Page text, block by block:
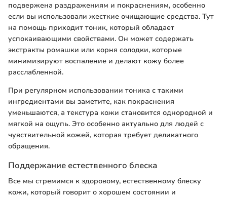
подвержена раздражениям и покраснениям, особенно
если вы использовали жесткие очищающие средства. Тут
на помощь приходит тоник, который обладает
успокаивающими свойствами. Он может содержать
экстракты ромашки или корня солодки, которые
минимизируют воспаление и делают кожу более
расслабленной.
При регулярном использовании тоника с такими
ингредиентами вы заметите, как покраснения
уменьшаются, а текстура кожи становится однородной и
мягкой на ощупь. Это особенно актуально для людей с
чувствительной кожей, которая требует деликатного
обращения.
Поддержание естественного блеска
Все мы стремимся к здоровому, естественному блеску
кожи, который говорит о хорошем состоянии и